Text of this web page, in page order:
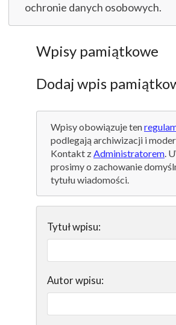
ochronie danych osobowych.
Wpisy pamiątkowe
Dodaj wpis
Wpisy obowiązuje ten
podlegają archiwizacji i
Kontakt zAdministratorem.
prosimy o zachowanie
tytułu wiadomości.
Tytuł wpisu:
Autor wpisu: